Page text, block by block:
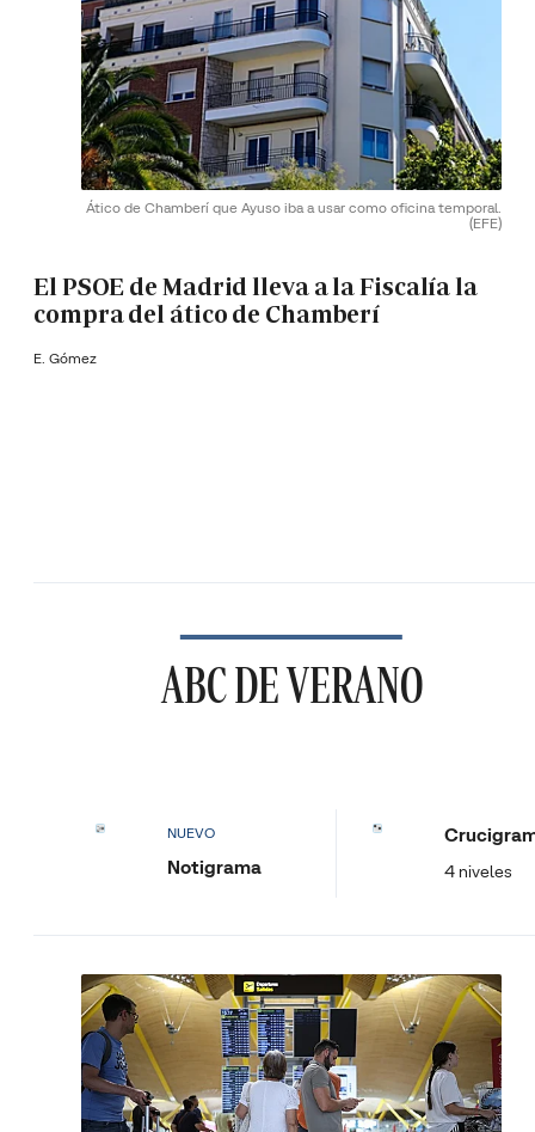
Ático de Chamberí que Ayuso iba a usar como oficina temporal.
(EFE)
El PSOE de Madrid lleva a la Fiscalía la
compra del ático de Chamberí
E. Gómez
ABC DE VERANO
NUEVO
Notigrama 4 niveles